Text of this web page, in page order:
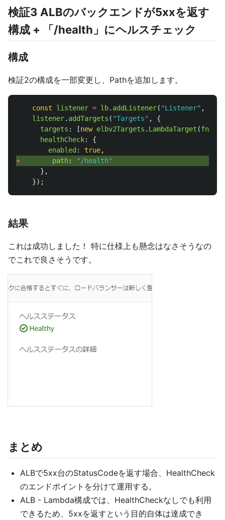
検証3 ALBのバックエンドが5xxを返す
構成 + 「/health」にヘルスチェック
構成
検証2の構成を一部変更し、Pathを追加します。
const listener = lb. addListener( "Listener" ,
listener. addTargets ( "Targets" ,
{
targets : [new elbv2Targets . LambdaTarget (fn
healthCheck:
{
enabled : true,
+
path: " /health"
},
});
結果
これは成功しました！ 特に仕様上も懸念はなさそうなの
でこれで良さそうです。
まとめ
ALBで5xx台のStatusCodeを返す場合、HealthCheck
のエンドポイントを分けて運用する。
ALB - Lambda構成では、HealthCheckなしでも利用
できるため、5xxを返すという目的自体は達成でき